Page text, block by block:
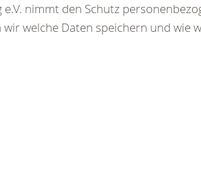
nimmt den Schutz
welche Daten speichern und wie